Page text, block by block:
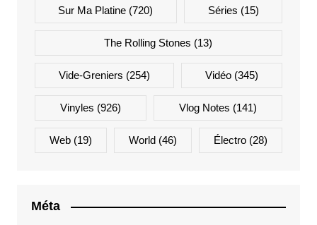
Sur Ma Platine (720) Séries (15)
The Rolling Stones (13)
Vide-Greniers (254) Vidéo (345)
Vinyles (926) Vlog Notes (141)
Web(19) World (46) Électro (28)
Méta